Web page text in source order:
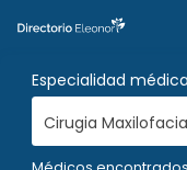
Especialidad médica
Cirugia